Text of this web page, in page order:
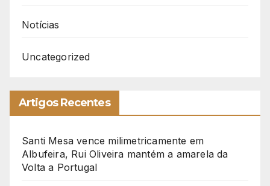
Notícias
Uncategorized
Artigos Recentes
Santi Mesa vence milimetricamente em
Albufeira, Rui Oliveira mantém a amarela da
Volta a Portugal